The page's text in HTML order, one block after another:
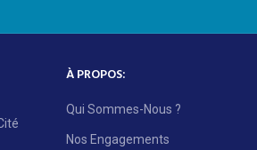
À PROPOS:
Qui Sommes-Nous ?
Nos Engagements